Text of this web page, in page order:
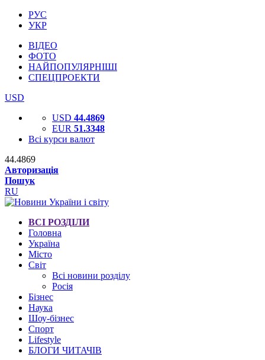
РУС
УКР
ВІДЕО
ФОТО
НАЙПОПУЛЯРНІШІ
СПЕЦПРОЕКТИ
USD
USD 44.4869
EUR 51.3348
Всі курси валют
44.4869
Авторизація
Пошук
RU
ВСІ РОЗДІЛИ
Головна
Україна
Місто
Світ
Всі новини розділу
Росія
Бізнес
Наука
Шоу-бізнес
Спорт
Lifestyle
БЛОГИ ЧИТАЧІВ